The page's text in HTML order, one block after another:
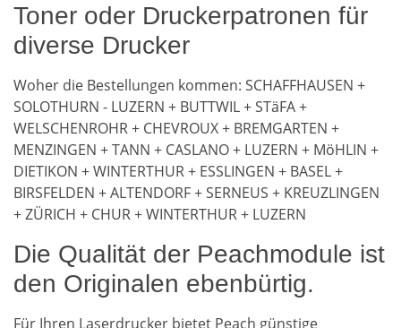
Toner oder Druckerpatronen für
diverse Drucker
Woher die Bestellungen kommen: SCHAFFHAUSEN +
SOLOTHURN - LUZERN + BUTTWIL + STäFA +
WELSCHENROHR + CHEVROUX + BREMGARTEN +
MENZINGEN + TANN + CASLANO + LUZERN + MöHLIN +
DIETIKON + WINTERTHUR + ESSLINGEN + BASEL +
BIRSFELDEN + ALTENDORF + SERNEUS + KREUZLINGEN
+ ZÜRICH + CHUR + WINTERTHUR + LUZERN
Die Qualität der Peachmodule ist
den Originalen ebenbürtig.
Für Ihren Laserdrucker bietet Peach günstige